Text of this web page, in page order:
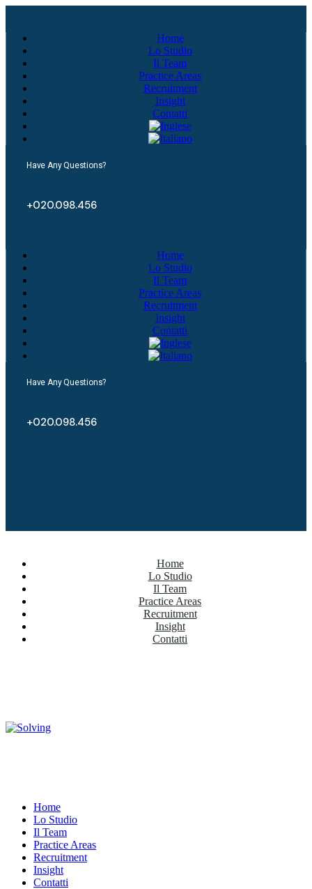
Home
Lo Studio
Il Team
Practice Areas
Recruitment
Insight
Contatti
+020.098.456
Have Any Questions?
Home
Lo Studio
Il Team
Practice Areas
Recruitment
Insight
Contatti
+020.098.456
Have Any Questions?
Home
Lo Studio
Il Team
Practice Areas
Recruitment
Insight
Contatti
Home
Lo Studio
Il Team
Practice Areas
Recruitment
Insight
Contatti